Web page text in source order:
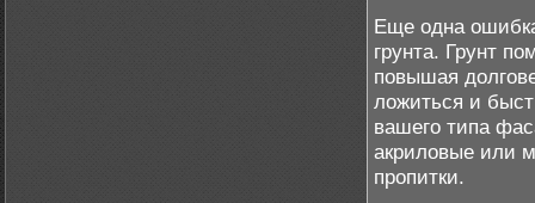
Еще одна
грунта. Грунт
повышая
ложиться и
вашего типа
акриловые или
пропитки.